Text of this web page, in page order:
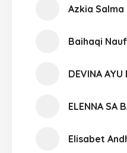
Azkia Salma
Baihaqi
DEVINA AYU
ELENNA SA
Elisabet